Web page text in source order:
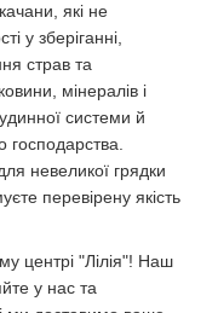
які не
у зберіганні,
страв та
мінералів і
системи й
господарства.
невеликої грядки
перевірену якість
центрі "Лілія"! Наш
у нас та